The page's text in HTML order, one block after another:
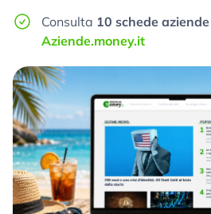
Consulta 10 schede aziende
Aziende.money.it